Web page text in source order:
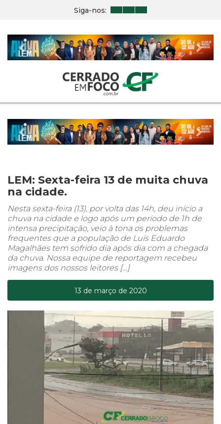
Siga-nos:
Previous Next
Previous Next
LEM: Sexta-feira 13 de muita chuva
na cidade.
Nesta sexta-feira (13), por volta das 14h, deu início a
chuva na cidade e logo após um período de 1h de
intensa precipitação, veio à tona os problemas
frequentes que a população de Luís Eduardo
Magalhães tem sofrido dia após dia com a chegada
da chuva. Nossa equipe de reportagem recebeu
imagens dos nossos leitores […]
13 de março de 2020